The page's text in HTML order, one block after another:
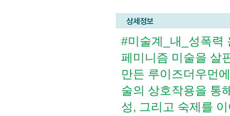
#미술계_내_성폭력
페미니즘 미술을 살
만든 루이즈더우먼
술의 상호작용을 통
성, 그리고 숙제를